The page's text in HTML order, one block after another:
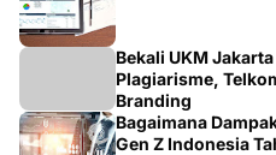
Bekali UKM
Plagiarisme,
Branding
Bagaimana
Gen Z Indonesia